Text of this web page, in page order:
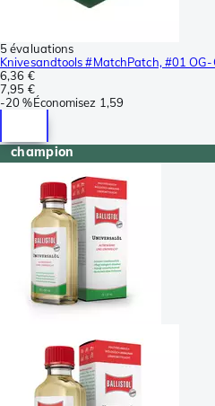
5 évaluations
Knivesandtools #MatchPatch, #01
6,36 €
7,95 €
-20 %Économisez 1,59
champion